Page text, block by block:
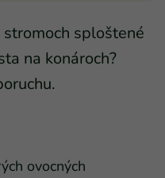
sploštené
na konároch?
ovocných